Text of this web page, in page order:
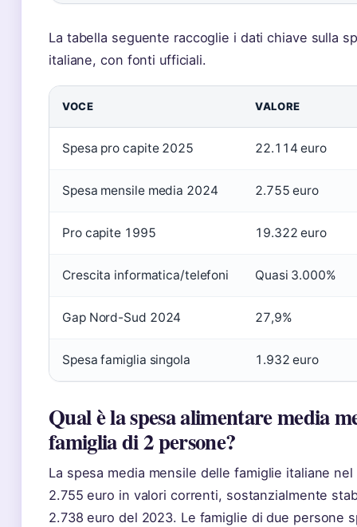
La tabella seguente raccoglie i dati chiave sulla
italiane, con fonti ufficiali.
VOCE VALORE
Spesa pro capite 2025 22.114 euro
Spesa mensile media 2024 2.755 euro
Pro capite 1995 19.322 euro
Crescita informatica/telefoni Quasi 3.000%
Gap Nord-Sud 2024 27,9%
Spesa famiglia singola 1.932 euro
Qual è la spesa alimentare media
famiglia di 2 persone?
La spesa media mensile delle famiglie italiane
2.755 euro in valori correnti, sostanzialmente
2.738 euro del 2023. Le famiglie di due persone